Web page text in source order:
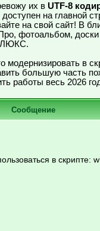
их в UTF-8
на главной
на свой сайт! В
фотоальбом,
ЛЮКС.
в
большую часть
работы весь 2026
Сообщение
в скрипте: